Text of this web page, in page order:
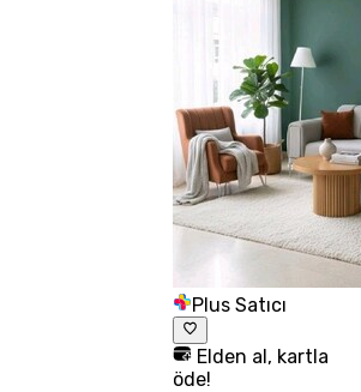
Plus Satıcı
Elden al, kartla
öde!